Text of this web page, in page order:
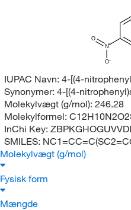
N
O
O
IUPAC Navn: 4-[(4-
Synonymer: 4-[(4-
Molekylvægt (g/mol): 246.28
Molekylformel:
InChi Key:
SMILES:
Molekylvægt (g/mol)
Fysisk form
Mængde